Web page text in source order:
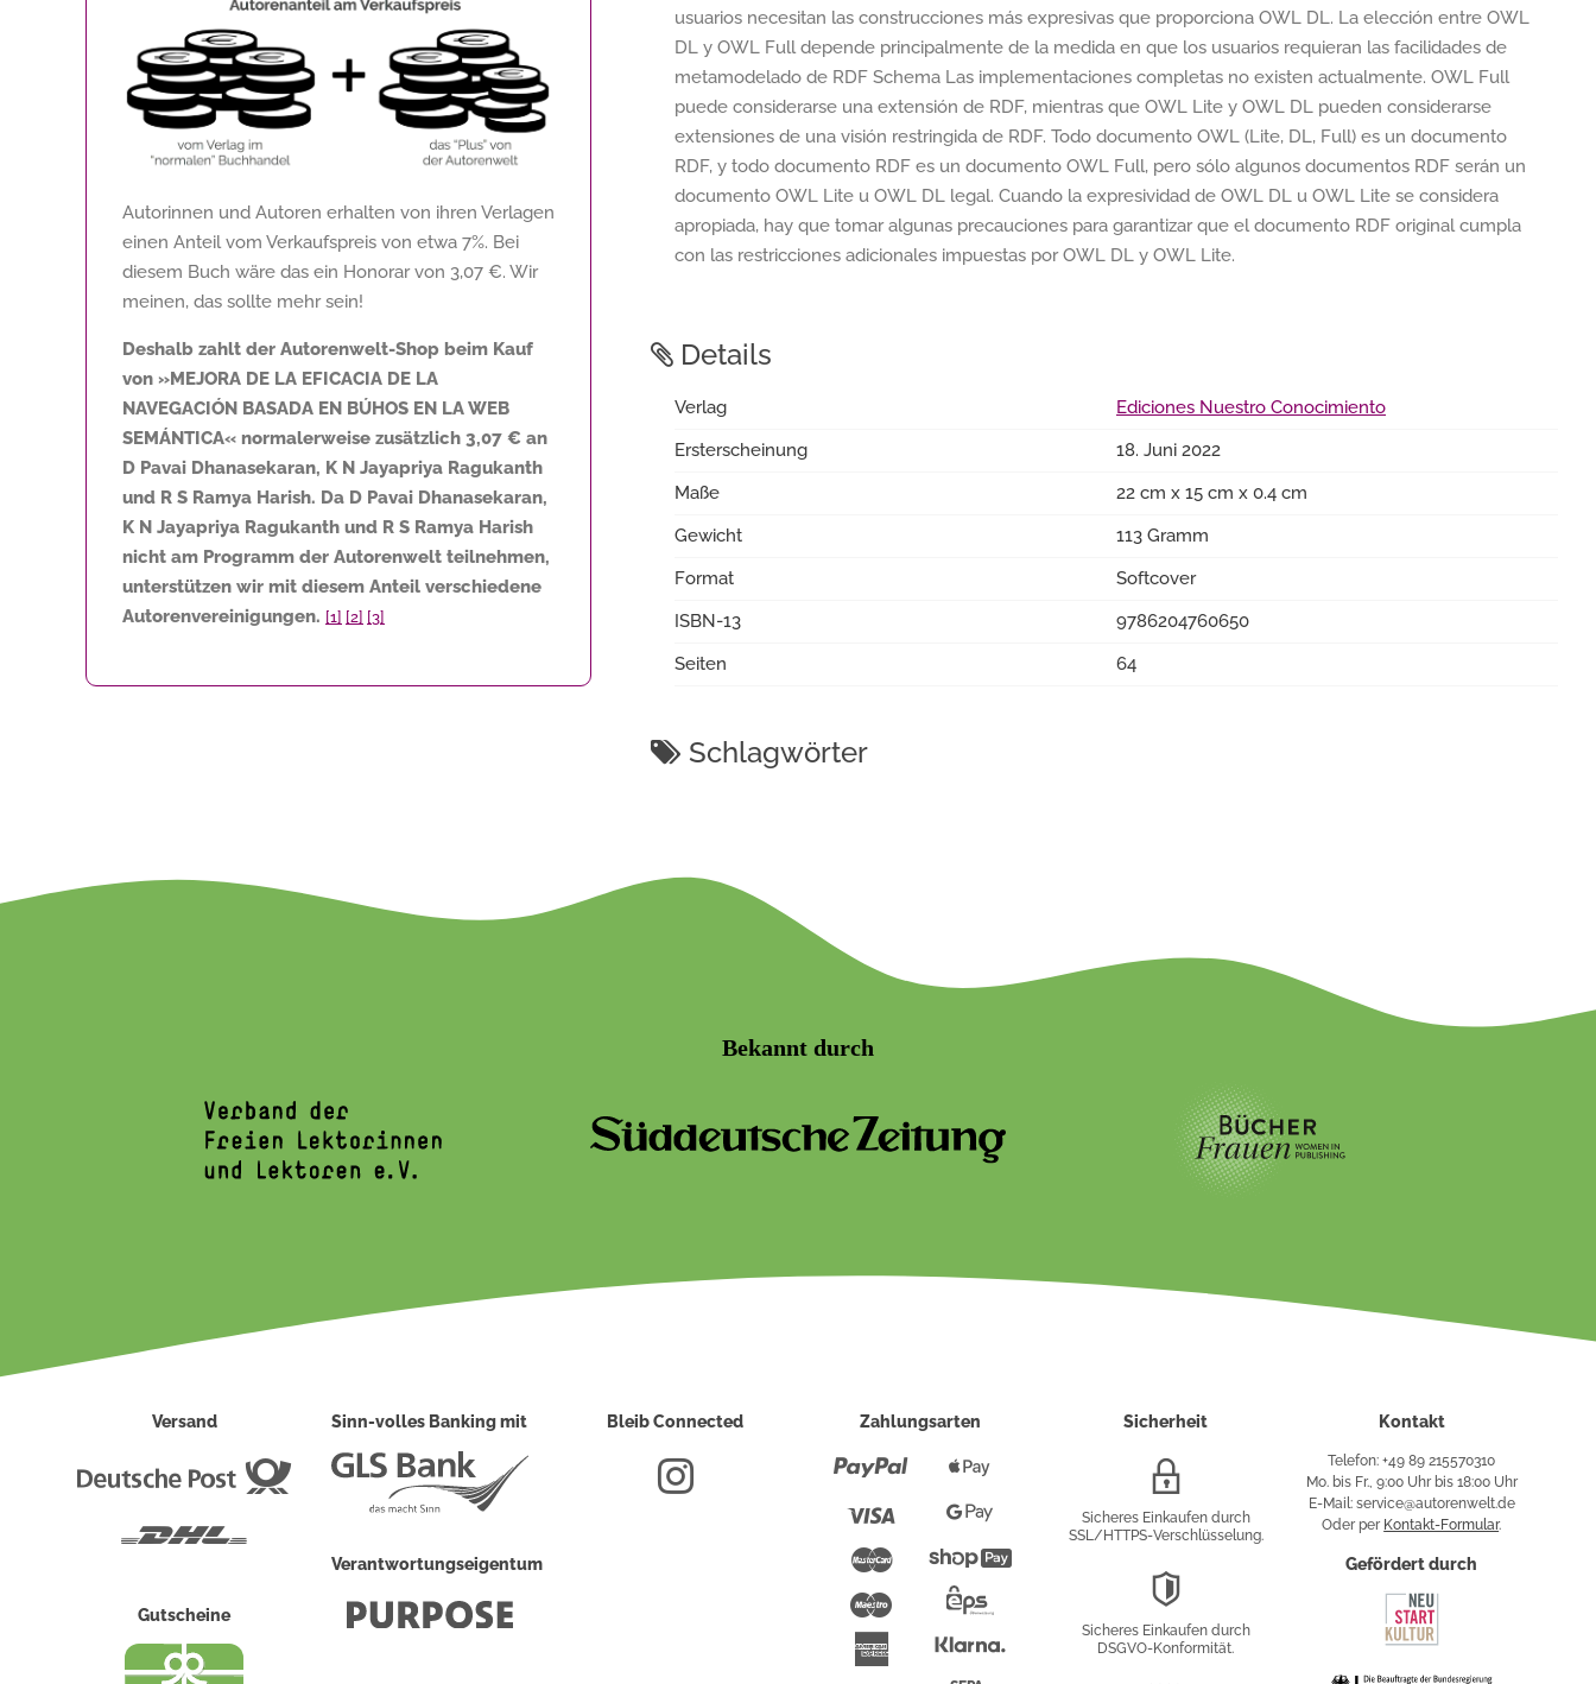
Autorinnen und Autoren erhalten von ihren Verlagen
einen Anteil vom Verkaufspreis von etwa 7%. Bei
diesem Buch wäre das ein Honorar von 3,07 €. Wir
meinen, das sollte mehr sein!
Deshalb zahlt der Autorenwelt-Shop beim Kauf
von »MEJORA DE LA EFICACIA DE LA
NAVEGACIÓN BASADA EN BÚHOS EN LA WEB
SEMÁNTICA« normalerweise zusätzlich 3,07 € an
D Pavai Dhanasekaran, K N Jayapriya Ragukanth
und R S Ramya Harish. Da D Pavai Dhanasekaran,
K N Jayapriya Ragukanth und R S Ramya Harish
nicht am Programm der Autorenwelt teilnehmen,
unterstützen wir mit diesem Anteil verschiedene
Autorenvereinigungen. [1] [2] [3]
usuarios necesitan las construcciones más expresivas que proporciona OWL DL. La elección entre OWL
DL y OWL Full depende principalmente de la medida en que los usuarios requieran las facilidades de
metamodelado de RDF Schema Las implementaciones completas no existen actualmente. OWL Full
puede considerarse una extensión de RDF, mientras que OWL Lite y OWL DL pueden considerarse
extensiones de una visión restringida de RDF. Todo documento OWL (Lite, DL, Full) es un documento
RDF, y todo documento RDF es un documento OWL Full, pero sólo algunos documentos RDF serán un
documento OWL Lite u OWL DL legal. Cuando la expresividad de OWL DL u OWL Lite se considera
apropiada, hay que tomar algunas precauciones para garantizar que el documento RDF original cumpla
con las restricciones adicionales impuestas por OWL DL y OWL Lite.
Details
Verlag
Ediciones Nuestro Conocimiento
Ersterscheinung
18. Juni 2022
Maße
22 cm x 15 cm x 0.4 cm
Gewicht
113 Gramm
Format
Softcover
ISBN-13
9786204760650
Seiten
64
Schlagwörter
Bekannt durch
Versand
Deutsche
Gutscheine
Sinn-volles Banking mit
Verantwortungseigentum
Bleib Connected Zahlungsarten
Paypal
Mastercard
Maestro
American
Pay
PayShopify
Überweisung
Sicherheit
Verschlüsselung
Sicheres Einkaufen durch
SSL/HTTPS-Verschlüsselung.
Sicheres Einkaufen durch
DSGVO-Konformität.
Kontakt
Telefon: +49 89 215570310
Mo. bis Fr., 9:00 Uhr bis 18:00 Uhr
E-Mail: service@autorenwelt.de
Oder per Kontakt-Formular.
Gefördert durch